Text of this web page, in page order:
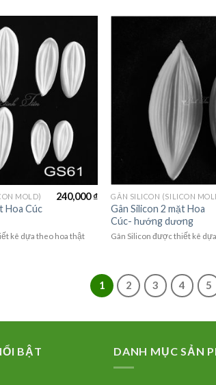
MOLD)
Hoa Cúc
240,000₫
kê dựa theo hoa thật
GÂN SILICON (SILICON
Gân Silicon 2 mặt Hoa
Cúc- hướng dương
Gân Silicon được thiết kê
1 2 3 4 5
BẬT DANH MỤC SẢN